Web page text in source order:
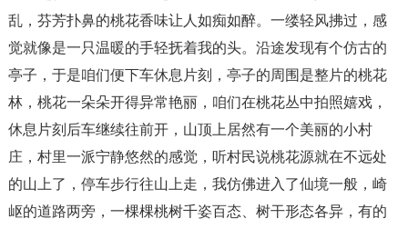
乱，芬芳扑鼻的桃花香味让人如痴如醉。一缕轻风拂过，感
觉就像是一只温暖的手轻抚着我的头。沿途发现有个仿古的
亭子，于是咱们便下车休息片刻，亭子的周围是整片的桃花
林，桃花一朵朵开得异常艳丽，咱们在桃花丛中拍照嬉戏，
休息片刻后车继续往前开，山顶上居然有一个美丽的小村
庄，村里一派宁静悠然的感觉，听村民说桃花源就在不远处
的山上了，停车步行往山上走，我仿佛进入了仙境一般，崎
岖的道路两旁，一棵棵桃树千姿百态、树干形态各异，有的